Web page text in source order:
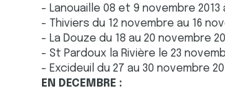
- Lanouaille 08 et 9 novembre 2013
- Thiviers du 12 novembre au 16
- La Douze du 18 au 20 novembre
- St Pardoux la Rivière le 23
- Excideuil du 27 au 30 novembre
EN DECEMBRE :